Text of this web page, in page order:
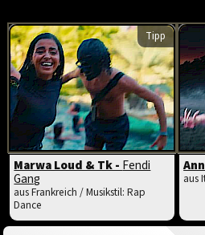
Tipp
Marwa Loud & Tk -Fendi
Gang
aus Frankreich / Musikstil: Rap
Dance
aus